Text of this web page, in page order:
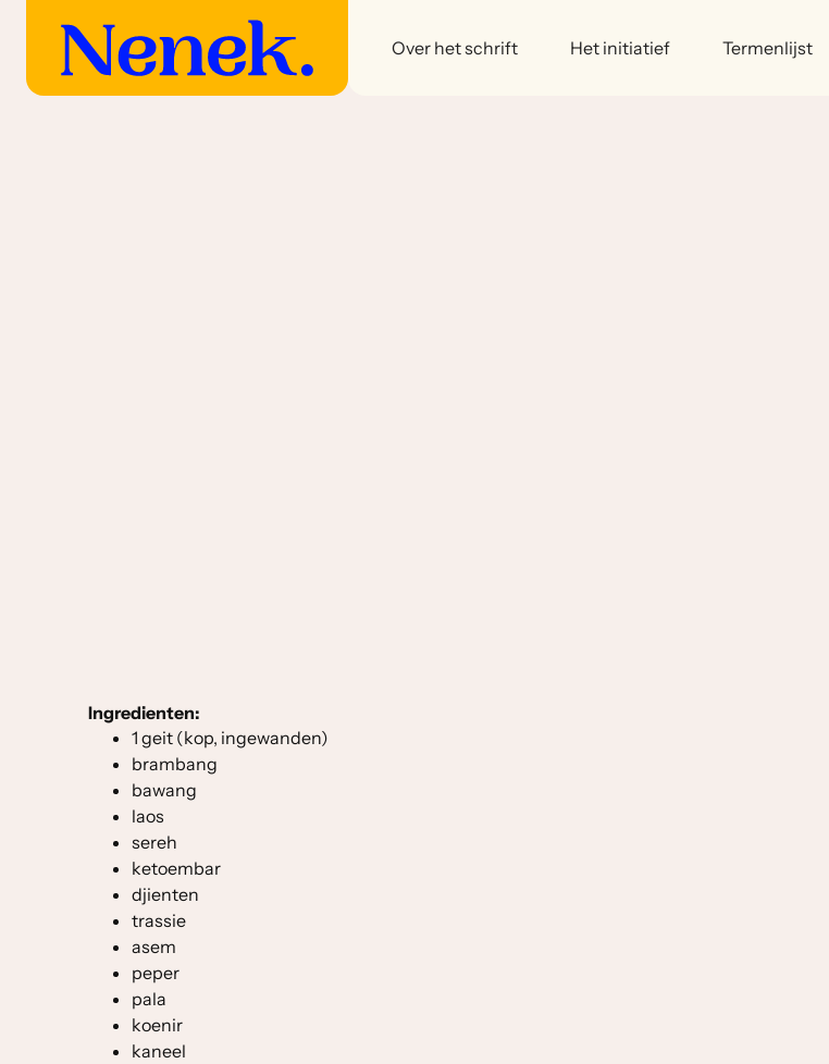
Over het schrift Het initiatief Termenlijst
Ingredienten:
1 geit (kop, ingewanden)
brambang
bawang
laos
sereh
ketoembar
djienten
trassie
asem
peper
pala
koenir
kaneel